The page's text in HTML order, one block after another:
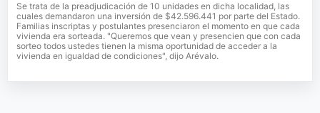
Se trata de la preadjudicación de 10 unidades en dicha localidad, las
cuales demandaron una inversión de $42.596.441 por parte del Estado.
Familias inscriptas y postulantes presenciaron el momento en que cada
vivienda era sorteada. "Queremos que vean y presencien que con cada
sorteo todos ustedes tienen la misma oportunidad de acceder a la
vivienda en igualdad de condiciones", dijo Arévalo.